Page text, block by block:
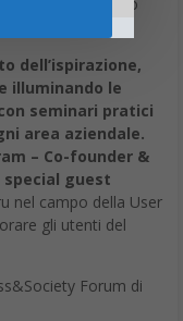
le aziende vivono
dell’ispirazione,
illuminando le
seminari pratici
area aziendale.
– Co-founder &
special guest
nel campo della User
gli utenti del
Forum di